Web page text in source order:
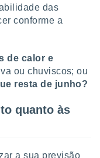
das
conforme a
de calor e
ou chuviscos; ou
resta de junho?
quanto às
a sua previsão